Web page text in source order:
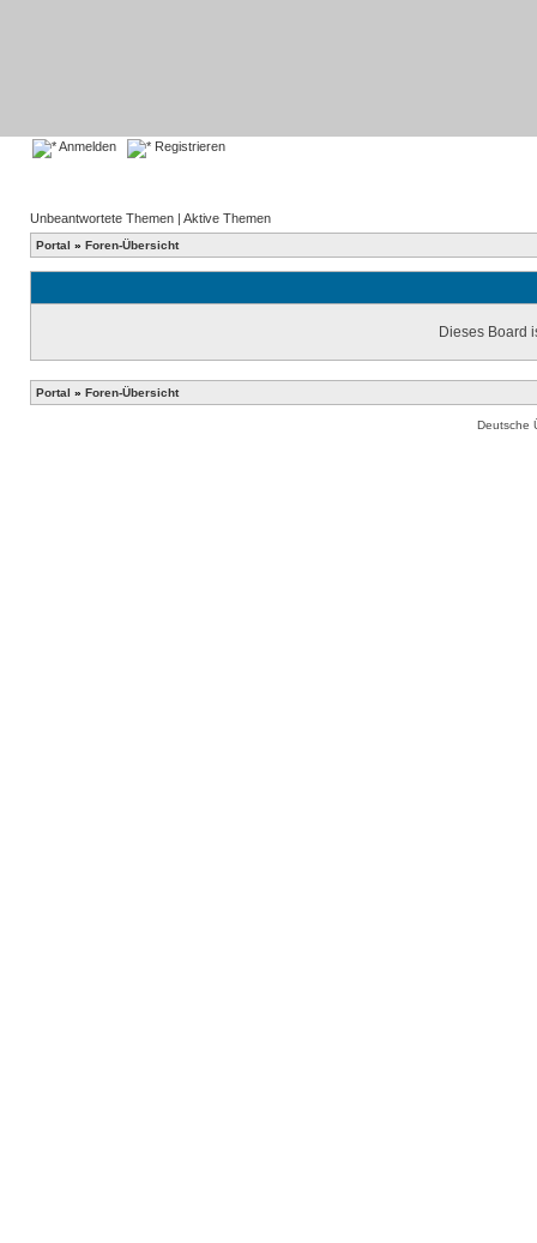
Anmelden Registrieren
Unbeantwortete Themen | Aktive Themen
Portal » Foren-Übersicht
Dieses Board
Portal » Foren-Übersicht
Deutsche